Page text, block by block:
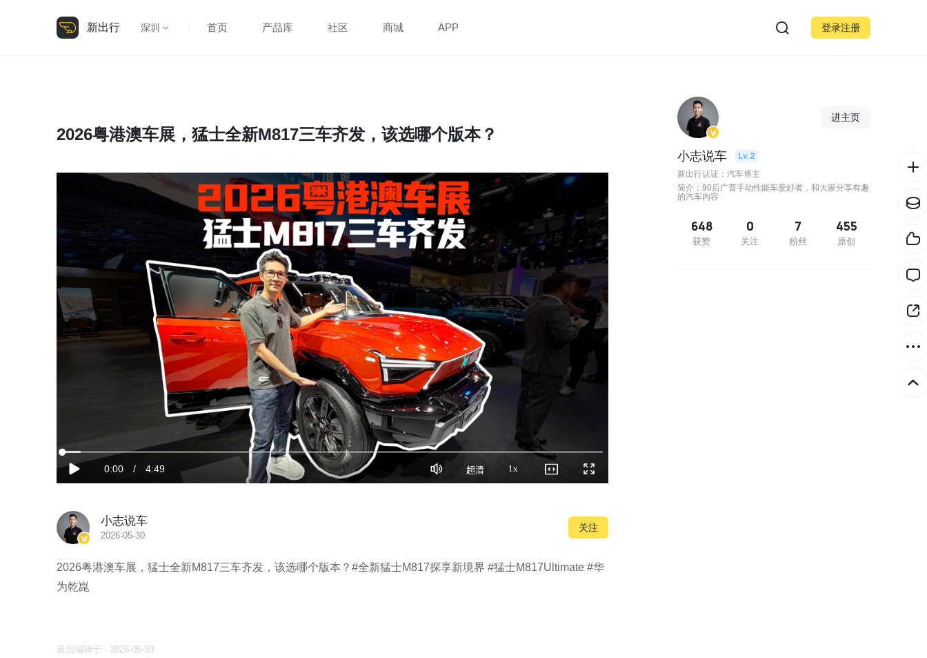
新出行 深圳 首页 产品库 社区 商城 APP 登录注册
2026粤港澳车展，猛士全新M817三车齐发，该选哪个版本？
放
当
时
0:00 / 时
4:49
加
载
完
成:
音
画
质
超清 1x
播
放
屏
小志说车
2026-05-30
关注
2026粤港澳车展，猛士全新M817三车齐发，该选哪个版本？#全新猛士M817探享新境界 #猛士M817Ultimate #华
为乾崑
最后编辑于 · 2026-05-30
进主页
小志说车 Lv.2
新出行认证：汽车博主
简介：90后广普手动性能车爱好者，和大家分享有趣
的汽车内容
648
获赞
0
关注
7
粉丝
455
原创